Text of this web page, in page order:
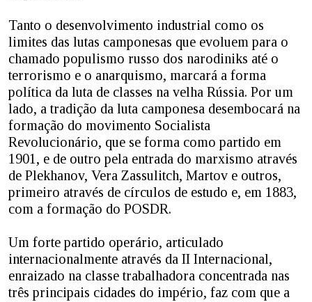
Tanto o desenvolvimento industrial como os
limites das lutas camponesas que evoluem para o
chamado populismo russo dos narodiniks até o
terrorismo e o anarquismo, marcará a forma
política da luta de classes na velha Rússia. Por um
lado, a tradição da luta camponesa desembocará na
formação do movimento Socialista
Revolucionário, que se forma como partido em
1901, e de outro pela entrada do marxismo através
de Plekhanov, Vera Zassulitch, Martov e outros,
primeiro através de círculos de estudo e, em 1883,
com a formação do POSDR.
Um forte partido operário, articulado
internacionalmente através da II Internacional,
enraizado na classe trabalhadora concentrada nas
três principais cidades do império, faz com que a